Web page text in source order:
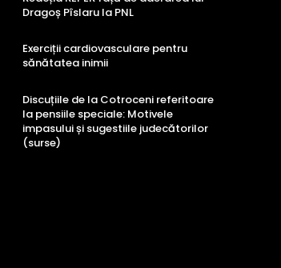
Dragoș Pîslaru la PNL
Exerciții cardiovasculare pentru
sănătatea inimii
Discuțiile de la Cotroceni referitoare
la pensiile speciale: Motivele
impasului și sugestiile judecătorilor
(surse)